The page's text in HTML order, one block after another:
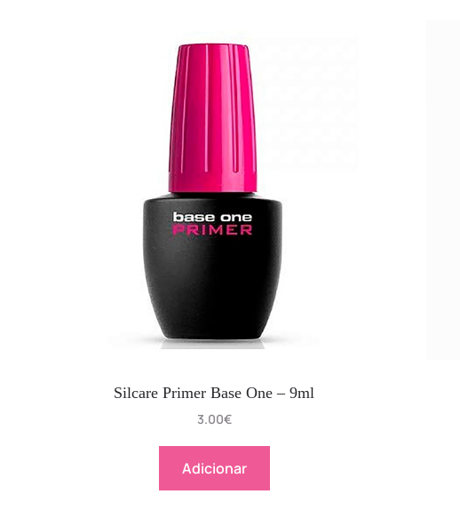
Silcare Primer Base One – 9ml
3.00€
Adicionar